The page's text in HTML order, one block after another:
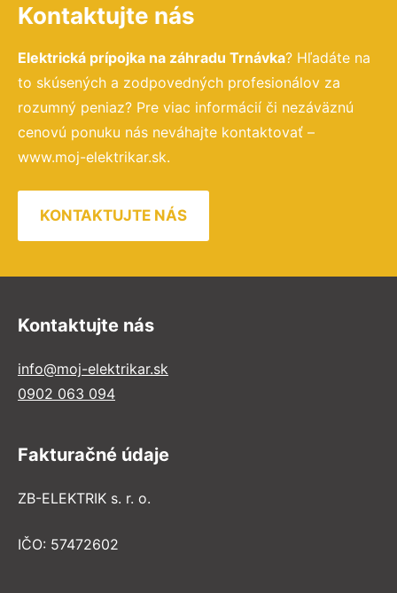
Kontaktujte nás
Elektrická prípojka na záhradu Trnávka? Hľadáte na
to skúsených a zodpovedných profesionálov za
rozumný peniaz? Pre viac informácií či nezáväznú
cenovú ponuku nás neváhajte kontaktovať –
www.moj-elektrikar.sk.
KONTAKTUJTE NÁS
Kontaktujte nás
info@moj-elektrikar.sk
0902 063 094
Fakturačné údaje
ZB-ELEKTRIK s. r. o.
IČO: 57472602